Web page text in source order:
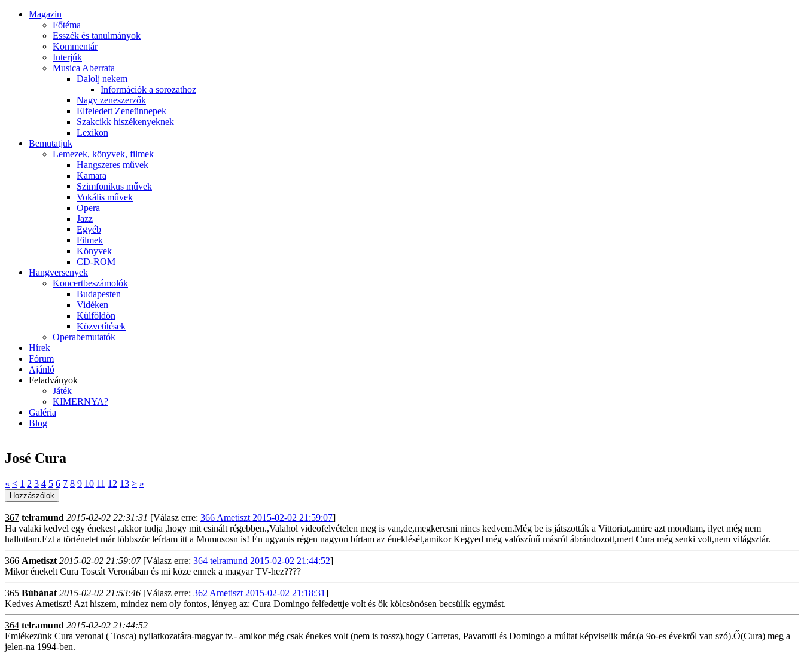
Magazin
Főtéma
Esszék és tanulmányok
Kommentár
Interjúk
Musica Aberrata
Dalolj nekem
Információk a sorozathoz
Nagy zeneszerzők
Elfeledett Zeneünnepek
Szakcikk hiszékenyeknek
Lexikon
Bemutatjuk
Lemezek, könyvek, filmek
Hangszeres művek
Kamara
Szimfonikus művek
Vokális művek
Opera
Jazz
Egyéb
Filmek
Könyvek
CD-ROM
Hangversenyek
Koncertbeszámolók
Budapesten
Vidéken
Külföldön
Közvetítések
Operabemutatók
Hírek
Fórum
Ajánló
Feladványok
Játék
KIMERNYA?
Galéria
Blog
José Cura
« < 1 2 3 4 5 6 7 8 9 10 11 12 13 > »
367 telramund 2015-02-02 22:31:31 [Válasz erre: 366 Ametiszt 2015-02-02 21:59:07]
Ha valaki kedvel egy énekest ,akkor tudja ,hogy mit csinált régebben.,Valahol videofelvételen meg is van,de,megkeresni nincs kedvem.Még be is játszották a Vittoriat,amire azt mondtam, ilyet még nem
hallottam.Ezt a történetet már többször leírtam itt a Momusosn is! Én ugyanis régen nagyon bírtam az éneklését,amikor Kegyed még valószínű másról ábrándozott,mert Cura még senki volt,nem világsztár.
366 Ametiszt 2015-02-02 21:59:07[Válasz erre: 364 telramund 2015-02-02 21:44:52]
Mikor énekelt Cura Toscát Veronában és mi köze ennek a magyar TV-hez????
365 Búbánat 2015-02-02 21:53:46 [Válasz erre: 362 Ametiszt 2015-02-02 21:18:31]
Kedves Ametiszt! Azt hiszem, mindez nem oly fontos, lényeg az: Cura Domingo felfedettje volt és ők kölcsönösen becsülik egymást.
364 telramund 2015-02-02 21:44:52
Emlékezünk Cura veronai ( Tosca) nyilatkozatára-magyar tv.- amikor még csak énekes volt (nem is rossz),hogy Carreras, Pavarotti és Domingo a múltat képviselik már.(a 9o-es évekről van szó).Ő(Cura) meg a
jelen-na 1994-ben.